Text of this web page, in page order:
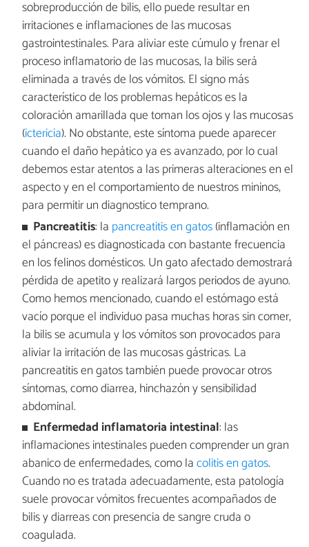
sobreproducción de bilis, ello puede resultar en
irritaciones e inflamaciones de las mucosas
gastrointestinales. Para aliviar este cúmulo y frenar el
proceso inflamatorio de las mucosas, la bilis será
eliminada a través de los vómitos. El signo más
característico de los problemas hepáticos es la
coloración amarillada que toman los ojos y las mucosas
(ictericia). No obstante, este síntoma puede aparecer
cuando el daño hepático ya es avanzado, por lo cual
debemos estar atentos a las primeras alteraciones en el
aspecto y en el comportamiento de nuestros mininos,
para permitir un diagnostico temprano.
Pancreatitis: la pancreatitis en gatos(inflamación en
el páncreas) es diagnosticada con bastante frecuencia
en los felinos domésticos. Un gato afectado demostrará
pérdida de apetito y realizará largos periodos de ayuno.
Como hemos mencionado, cuando el estómago está
vacío porque el individuo pasa muchas horas sin comer,
la bilis se acumula y los vómitos son provocados para
aliviar la irritación de las mucosas gástricas. La
pancreatitis en gatos también puede provocar otros
síntomas, como diarrea, hinchazón y sensibilidad
abdominal.
Enfermedad inflamatoria intestinal: las
inflamaciones intestinales pueden comprender un gran
abanico de enfermedades, como lacolitis en gatos.
Cuando no es tratada adecuadamente, esta patología
suele provocar vómitos frecuentes acompañados de
bilis y diarreas con presencia de sangre cruda o
coagulada.